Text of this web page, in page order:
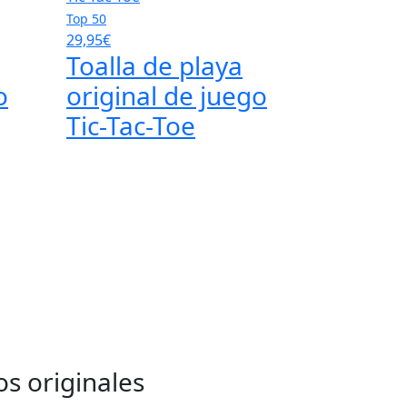
Top 50
29,95€
Toalla de playa
original de juego
Tic-Tac-Toe
originales